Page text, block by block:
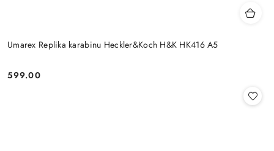
Umarex Replika karabinu Heckler&Koch H&K HK416 A5
Cena:
599.00